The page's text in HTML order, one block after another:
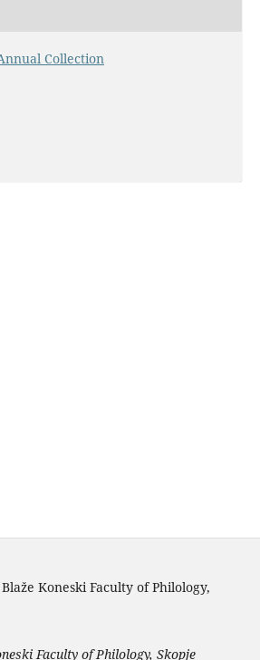
Collection
Koneski Faculty of Philology,
Faculty of Philology, Skopje